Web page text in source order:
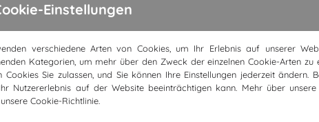
Respektvoller Umgang mit
Einfühlungsvermögen bei Demenz
Rücksicht auf Tagesrhythmus,
Geduld und Verständnis bei
Aktives Zuhören und echtes
Einstellungen
verschiedene Arten von Cookies, um Ihr Erlebnis auf unserer
Kategorien, um mehr über den Zweck der einzelnen Cookie-Arten zu
Cookies Sie zulassen, und Sie können Ihre Einstellungen jederzeit ändern.
Nutzererlebnis auf der Website beeinträchtigen kann. Mehr über
Cookie-Richtlinie.